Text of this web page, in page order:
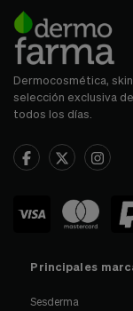
Dermocosmética,
selección exclusiva
todos los días.
Principales
Sesderma